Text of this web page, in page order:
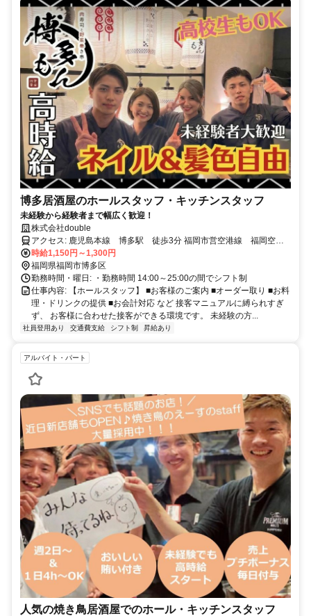
博多居酒屋のホールスタッフ・キッチンスタッフ
未経験から経験者まで幅広く歓迎！
株式会社double
アクセス: 鹿児島本線 博多駅 徒歩3分 福岡市営空港線 福岡空港
駅 福岡市営空港線 祇園駅
時給1,150円～1,300円
福岡県福岡市博多区
勤務時間・曜日: ・勤務時間 14:00～25:00の間でシフト制
仕事内容: 【ホールスタッフ】 ■お客様のご案内 ■オーダー取り ■お料
理・ドリンクの提供 ■お会計対応 など 接客マニュアルに縛られすぎ
ず、 お客様に合わせた接客ができる環境です。 未経験の方...
社員登用あり 交通費支給 シフト制 昇給あり
アルバイト・パート
人気の焼き鳥居酒屋でのホール・キッチンスタッフ